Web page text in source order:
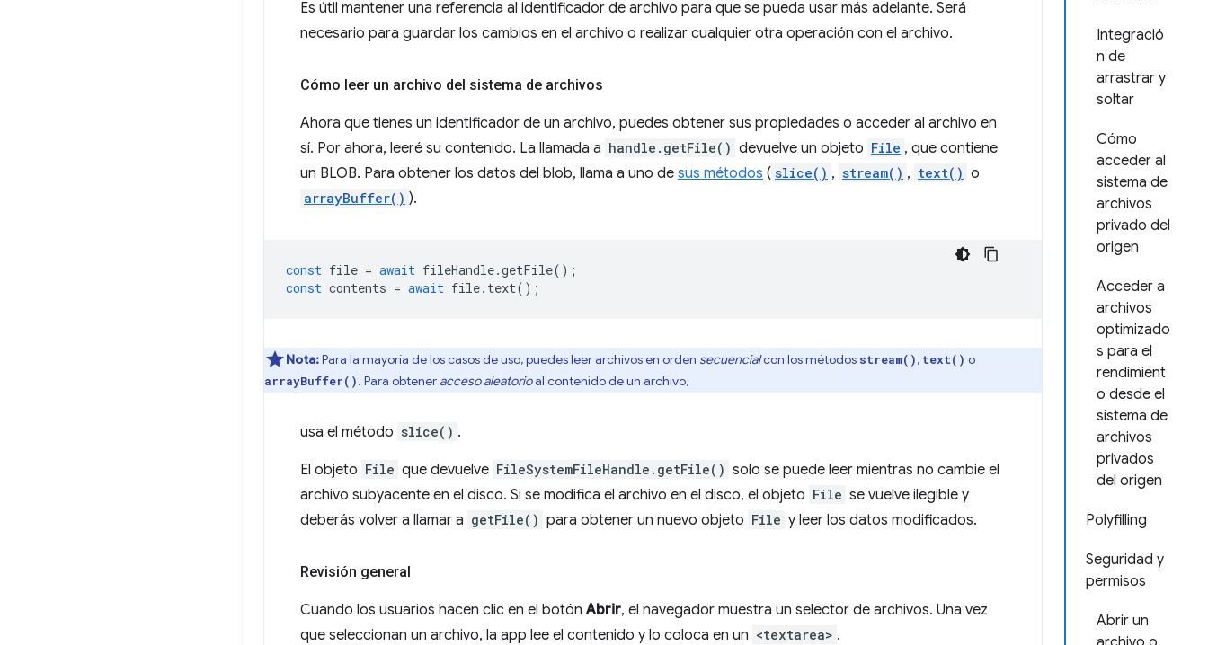
Integració
n de
arrastrar y
soltar
Cómo
acceder al
sistema de
archivos
privado del
origen
Acceder a
archivos
optimizado
s para el
rendimient
o desde el
sistema de
archivos
privados
del origen
Polyfilling
Seguridad y
permisos
Abrir un
Es útil mantener una referencia al identificador de archivo para que se pueda usar más adelante. Será
necesario para guardar los cambios en el archivo o realizar cualquier otra operación con el archivo.
Cómo leer un archivo del sistema de archivos
Ahora que tienes un identificador de un archivo, puedes obtener sus propiedades o acceder al archivo en
sí. Por ahora, leeré su contenido. La llamada a handle.getFile() devuelve un objeto File , que contiene
un BLOB. Para obtener los datos del blob, llama a uno de sus métodos ( slice() , stream() , text() o
arrayBuffer() ).
const file = await fileHandle.getFile();
const contents = await file. text();
Nota:Para la mayoría de los casos de uso, puedes leer archivos en orden secuencialcon los métodos stream(), text() o
arrayBuffer(). Para obtener acceso aleatorioal contenido de un archivo,
usa el método slice() .
El objeto File que devuelve FileSystemFileHandle.getFile() solo se puede leer mientras no cambie el
archivo subyacente en el disco. Si se modifica el archivo en el disco, el objeto File se vuelve ilegible y
deberás volver a llamar a getFile() para obtener un nuevo objeto File y leer los datos modificados.
Revisión general
Cuando los usuarios hacen clic en el botónAbrir, el navegador muestra un selector de archivos. Una vez
que seleccionan un archivo, la app lee el contenido y lo coloca en un <textarea> .